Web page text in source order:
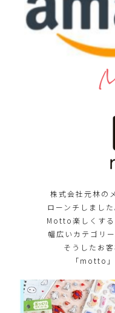
株式会社元林の
ローンチしまし
Motto楽しくする
幅広いカテゴリ
そうしたお
「motto